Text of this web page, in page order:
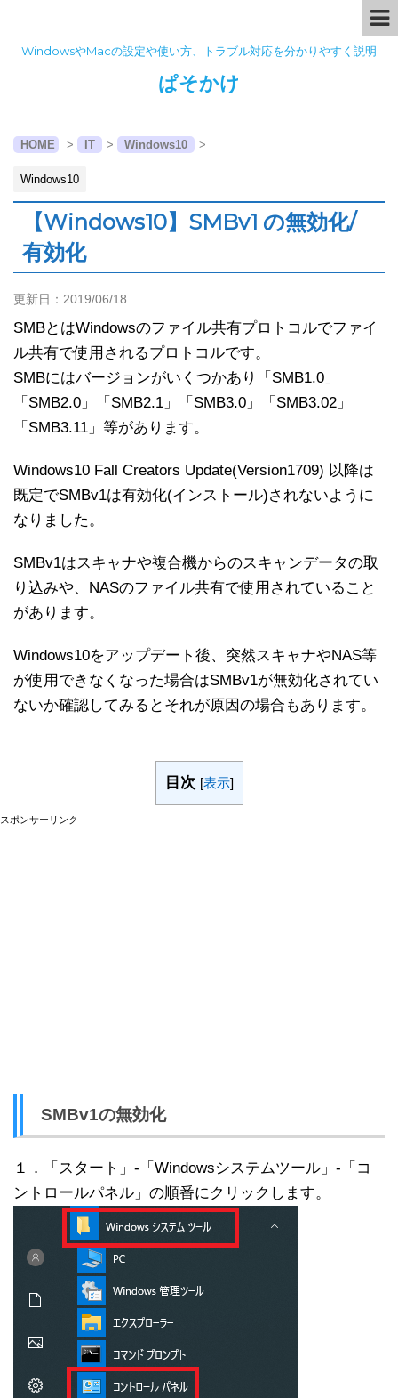
WindowsやMacの設定や使い方、トラブル対応を分かりやすく説明
ぱそかけ
HOME > IT > Windows10 >
Windows10
【Windows10】SMBv1 の無効化/
有効化
更新日： 2019/06/18
SMBとはWindowsのファイル共有プロトコルでファイ
ル共有で使用されるプロトコルです。
SMBにはバージョンがいくつかあり「SMB1.0」
「SMB2.0」「SMB2.1」「SMB3.0」「SMB3.02」
「SMB3.11」等があります。
Windows10 Fall Creators Update(Version1709) 以降は
既定でSMBv1は有効化(インストール)されないように
なりました。
SMBv1はスキャナや複合機からのスキャンデータの取
り込みや、NASのファイル共有で使用されていること
があります。
Windows10をアップデート後、突然スキャナやNAS等
が使用できなくなった場合はSMBv1が無効化されてい
ないか確認してみるとそれが原因の場合もあります。
目次 [表示]
スポンサーリンク
SMBv1の無効化
１．「スタート」-「Windowsシステムツール」-「コ
ントロールパネル」の順番にクリックします。